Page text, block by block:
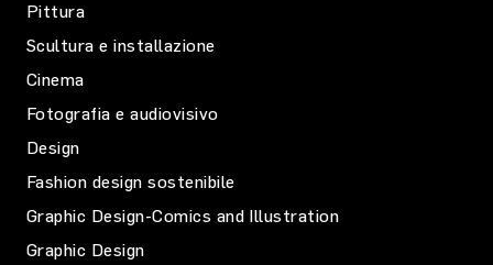
Pittura
Scultura e installazione
Cinema
Fotografia e audiovisivo
Design
Fashion design sostenibile
Graphic Design-Comics and Illustration
Graphic Design